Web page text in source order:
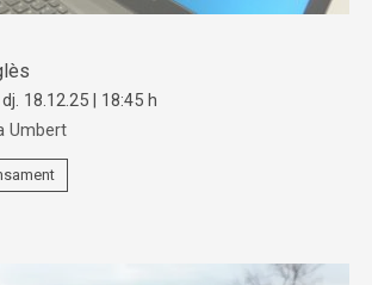
18.12.25 | 18:45 h
Umbert